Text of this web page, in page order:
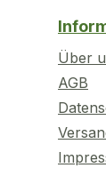
Über
AGB